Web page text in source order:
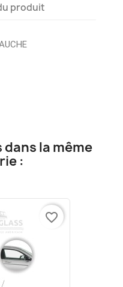
produit
la même
:
favorite_border